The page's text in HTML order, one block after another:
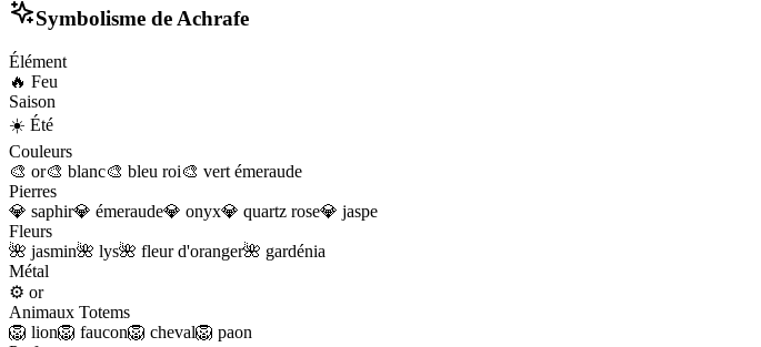
Symbolisme de Achrafe
Élément
🔥 Feu
Saison
☀️ Été
Couleurs
🎨 or🎨 blanc🎨 bleu roi🎨 vert émeraude
Pierres
💎 saphir💎 émeraude💎 onyx💎 quartz rose💎 jaspe
Fleurs
🌺 jasmin🌺 lys🌺 fleur d'oranger🌺 gardénia
Métal
⚙️ or
Animaux Totems
🦁 lion🦁 faucon🦁 cheval🦁 paon